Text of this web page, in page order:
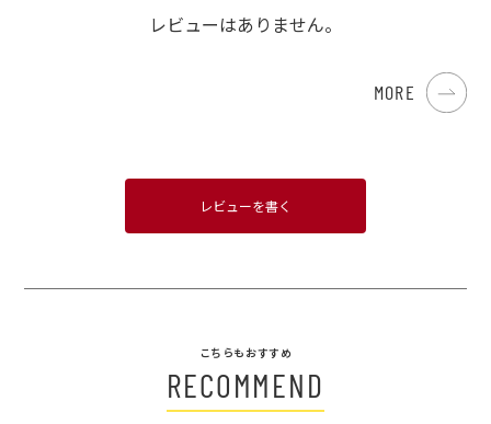
レビューはありません。
MORE
レビューを書く
こちらもおすすめ
RECOMMEND